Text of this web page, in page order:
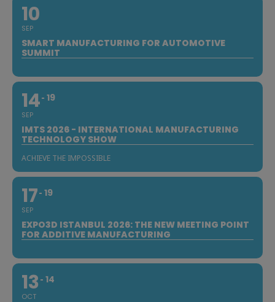
10
SEP
SMART MANUFACTURING FOR AUTOMOTIVE
SUMMIT
14
SEP
19
IMTS 2026 - INTERNATIONAL MANUFACTURING
TECHNOLOGY SHOW
ACHIEVE THE IMPOSSIBLE
17
SEP
19
EXPO3D ISTANBUL 2026: THE NEW MEETING POINT
FOR ADDITIVE MANUFACTURING
13
OCT
14